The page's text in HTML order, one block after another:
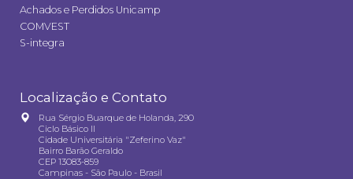
Achados e Perdidos Unicamp
COMVEST
S-integra
Localização e Contato
Rua Sérgio Buarque de Holanda, 290
Ciclo Básico II
Cidade Universitária "Zeferino Vaz"
Bairro Barão Geraldo
CEP 13083-859
Campinas - São Paulo - Brasil